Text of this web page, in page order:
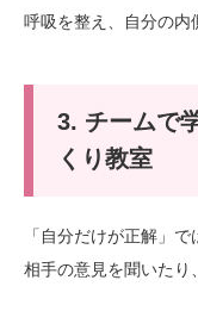
呼吸を整え、自分の内
3. チームで
くり教室
「自分だけが正解」で
相手の意見を聞いたり